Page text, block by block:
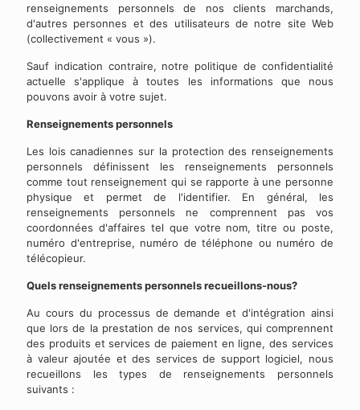
renseignements personnels de nos clients marchands,
d'autres personnes et des utilisateurs de notre site Web
(collectivement « vous »).
Sauf indication contraire, notre politique de confidentialité
actuelle s'applique à toutes les informations que nous
pouvons avoir à votre sujet.
Renseignements personnels
Les lois canadiennes sur la protection des renseignements
personnels définissent les renseignements personnels
comme tout renseignement qui se rapporte à une personne
physique et permet de l'identifier. En général, les
renseignements personnels ne comprennent pas vos
coordonnées d'affaires tel que votre nom, titre ou poste,
numéro d'entreprise, numéro de téléphone ou numéro de
télécopieur.
Quels renseignements personnels recueillons-nous?
Au cours du processus de demande et d'intégration ainsi
que lors de la prestation de nos services, qui comprennent
des produits et services de paiement en ligne, des services
à valeur ajoutée et des services de support logiciel, nous
recueillons les types de renseignements personnels
suivants :